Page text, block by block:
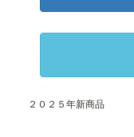
２０２５年新商品